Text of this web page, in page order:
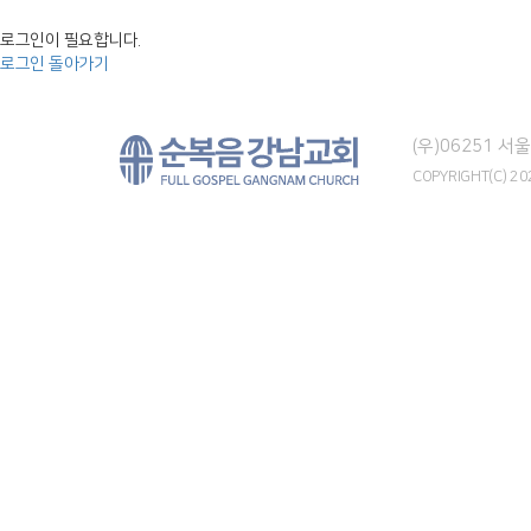
로그인이 필요합니다.
로그인 돌아가기
(우)06251 서
COPYRIGHT(C)